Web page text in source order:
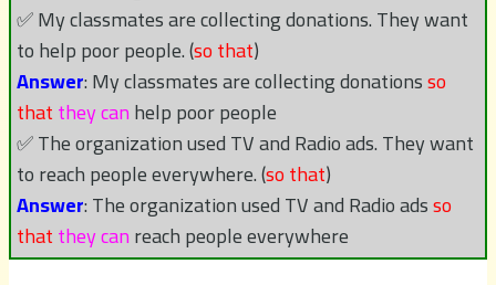
✅ My classmates are collecting donations. They want
to help poor people. (so that)
Answer: My classmates are collecting donationsso
thatthey canhelp poor people
✅ The organization used TV and Radio ads. They want
to reach people everywhere. (so that)
Answer: The organization used TV and Radio adsso
thatthey canreach people everywhere